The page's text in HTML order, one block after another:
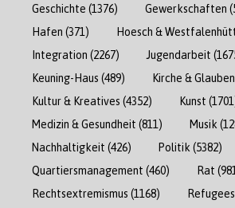
Geschichte (1376) Gewerkschaften
Hafen (371) Hoesch &
Integration (2267) Jugendarbeit
Keuning-Haus (489) Kirche & Glauben
Kultur & Kreatives (4352) Kunst
Medizin & Gesundheit (811) Musik
Nachhaltigkeit (426) Politik (5382)
Quartiersmanagement (460) Rat
Rechtsextremismus (1168)